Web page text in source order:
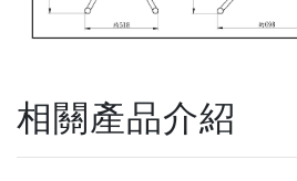
相關產品介紹